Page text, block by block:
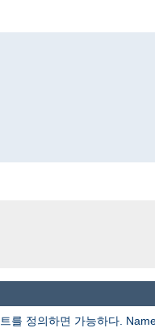
를 정의하면 가능하다.